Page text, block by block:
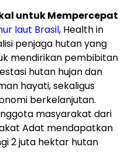
untuk Mempercepat
laut Brasil, Health in
penjaga hutan yang
mendirikan pembibitan
hutan hujan dan
hayati, sekaligus
berkelanjutan.
masyarakat dari
Adat mendapatkan
2 juta hektar hutan